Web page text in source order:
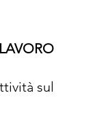
sul